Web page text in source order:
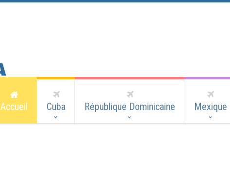
Accueil Cuba République Dominicaine Mexique